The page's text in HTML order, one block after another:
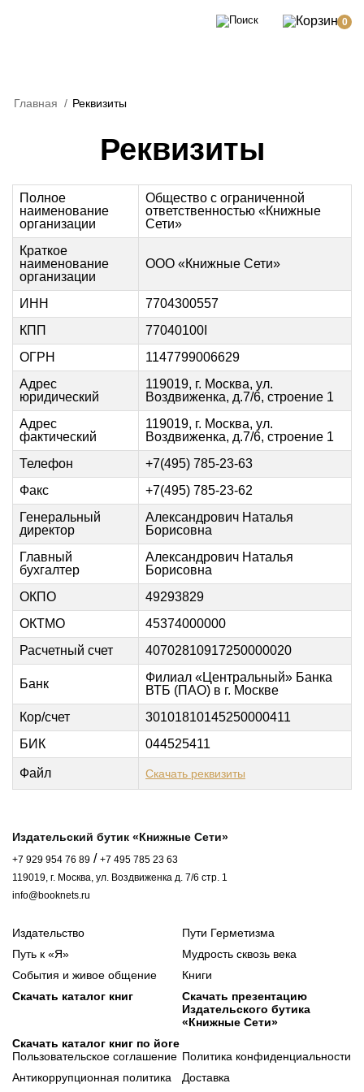
0
Главная / Реквизиты
Реквизиты
Полное
наименование
организации
Общество с ограниченной
ответственностью «Книжные
Сети»
Краткое
наименование
организации
ООО «Книжные Сети»
ИНН
7704300557
КПП
77040100I
ОГРН
1147799006629
Адрес
юридический
119019, г. Москва, ул.
Воздвиженка, д.7/6, строение 1
Адрес
фактический
119019, г. Москва, ул.
Воздвиженка, д.7/6, строение 1
Телефон
+7(495) 785-23-63
Факс
+7(495) 785-23-62
Генеральный
директор
Александрович Наталья
Борисовна
Главный
бухгалтер
Александрович Наталья
Борисовна
ОКПО
49293829
ОКТМО
45374000000
Расчетный счет
40702810917250000020
Банк
Филиал «Центральный» Банка
ВТБ (ПAO) в г. Москве
Кор/счет
30101810145250000411
БИК
044525411
Файл Скачать реквизиты
Издательский бутик «Книжные Сети»
+7 929 954 76 89 / +7 495 785 23 63
119019, г. Москва, ул. Воздвиженка д. 7/6 стр. 1
info@booknets.ru
Издательство
Пути Герметизма
Путь к «Я»
Мудрость сквозь века
События и живое общение
Книги
Скачать каталог книг
Скачать презентацию
Издательского бутика
«Книжные Сети»
Скачать каталог книг по йоге
Пользовательское соглашение Политика конфиденциальности
Антикоррупционная политика
Доставка